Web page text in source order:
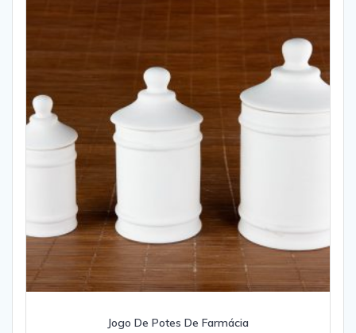
Jogo De Potes De Farmácia